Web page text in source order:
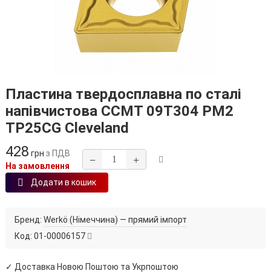
Пластина твердосплавна по сталі
напівчистова CCMT 09T304 PM2
TP25CG Cleveland
428 грн з ПДВ
На замовлення
− +
Додати в кошик
Бренд: Werkö (Німеччина) — прямий імпорт
Код: 01-00006157
✓ Доставка Новою Поштою та Укрпоштою